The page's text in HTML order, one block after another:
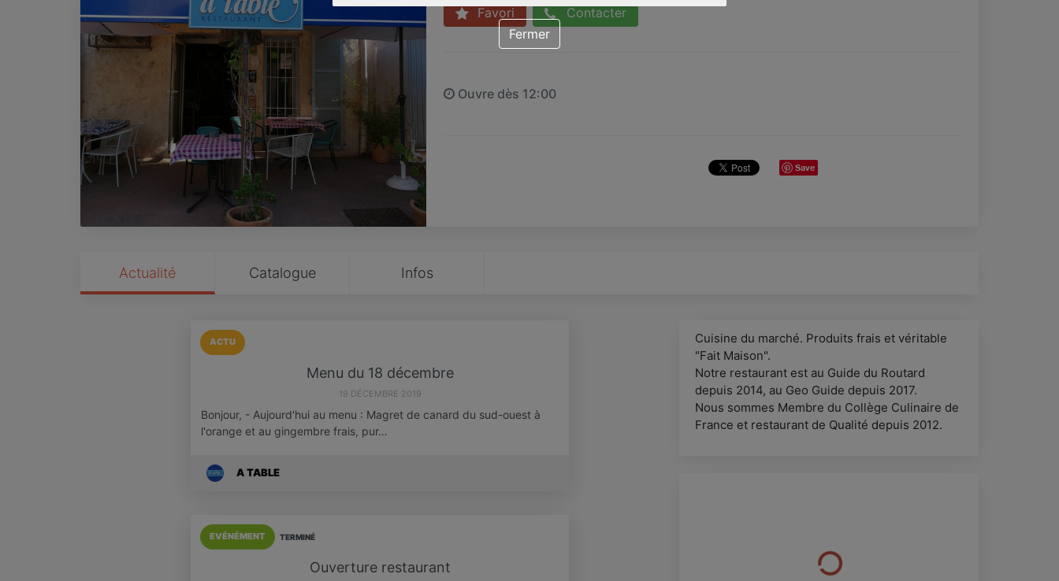
Favori Contacter
Ouvre dès 12:00
Save
Actualité Catalogue Infos
ACTU
Menu du 18 décembre
19 DÉCEMBRE 2019
Bonjour, - Aujourd'hui au menu : Magret de canard du sud-ouest à
l'orange et au gingembre frais, pur…
A TABLE
TERMINÉ
EVÉNÉMENT
Ouverture restaurant
Cuisine du marché. Produits frais et véritable
"Fait Maison".
Notre restaurant est au Guide du Routard
depuis 2014, au Geo Guide depuis 2017.
Nous sommes Membre du Collège Culinaire de
France et restaurant de Qualité depuis 2012.
Fermer